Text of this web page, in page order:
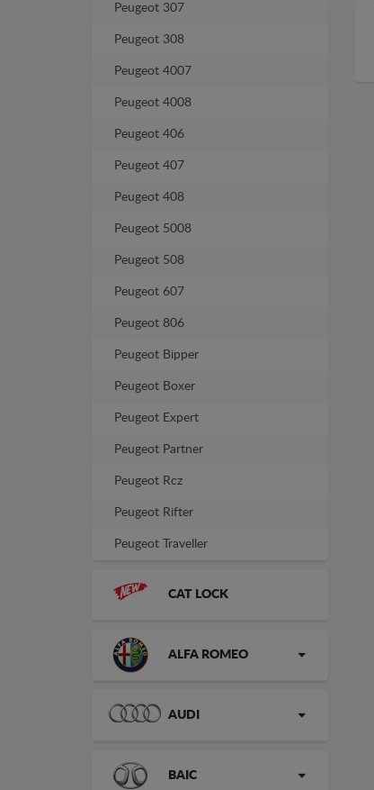
Peugeot 307
Peugeot 308
Peugeot 4007
Peugeot 4008
Peugeot 406
Peugeot 407
Peugeot 408
Peugeot 5008
Peugeot 508
Peugeot 607
Peugeot 806
Peugeot Bipper
Peugeot Boxer
Peugeot Expert
Peugeot Partner
Peugeot Rcz
Peugeot Rifter
Peugeot Traveller
CAT LOCK
ALFA ROMEO
AUDI
BAIC